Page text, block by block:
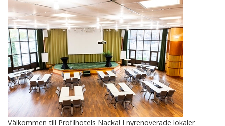
Välkommen till Profilhotels Nacka! I nyrenoverade lokaler